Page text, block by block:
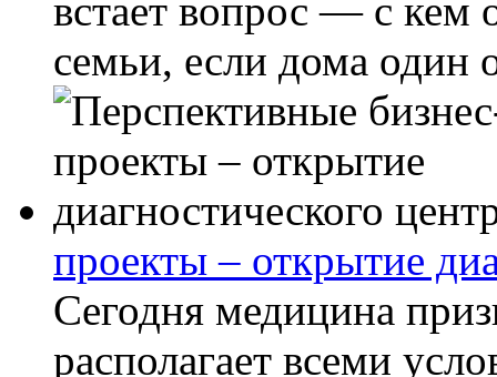
встает вопрос — с кем
семьи, если дома один
проекты – открытие
Сегодня медицина
располагает всеми